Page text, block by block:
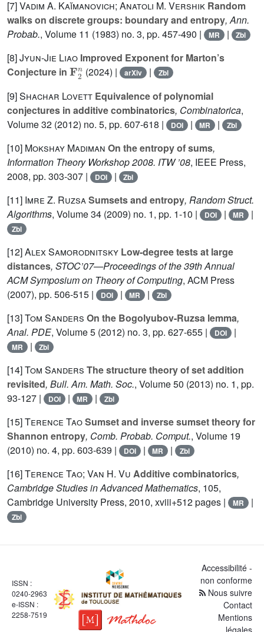
[7]Vadim A. Kaĭmanovich; Anatoli M. Vershik Random
walks on discrete groups: boundary and entropy, Ann.
Probab., Volume 11 (1983) no. 3, pp. 457-490 | MR | Zbl
[8]Jyun-Jie Liao Improved Exponent for Marton’s
Conjecture in
F2n
(2024) | arXiv | Zbl
[9]Shachar Lovett Equivalence of polynomial
conjectures in additive combinatorics, Combinatorica,
Volume 32 (2012) no. 5, pp. 607-618 | DOI | MR | Zbl
[10] Mokshay Madiman On the entropy of sums,
Information Theory Workshop 2008. ITW ’08, IEEE Press,
2008, pp. 303-307 |
DOI | Zbl
[11] Imre Z. RuzsaSumsets and entropy, Random Struct.
Algorithms, Volume 34 (2009) no. 1, pp. 1-10 | DOI | MR |
Zbl
[12]Alex Samorodnitsky Low-degree tests at large
distances, STOC’07—Proceedings of the 39th Annual
ACM Symposium on Theory of Computing, ACM Press
(2007), pp. 506-515 |
DOI | MR | Zbl
[13]Tom Sanders On the Bogolyubov-Ruzsa lemma,
Anal. PDE, Volume 5 (2012) no. 3, pp. 627-655 | DOI |
MR | Zbl
[14]Tom Sanders The structure theory of set addition
revisited, Bull. Am. Math. Soc., Volume 50 (2013) no. 1, pp.
93-127 |
DOI | MR | Zbl
[15]Terence TaoSumset and inverse sumset theory for
Shannon entropy, Comb. Probab. Comput., Volume 19
(2010) no. 4, pp. 603-639 |
DOI | MR | Zbl
[16]Terence Tao; Van H. Vu Additive combinatorics,
Cambridge Studies in Advanced Mathematics, 105,
Cambridge University Press, 2010, xviii+512 pages |
MR |
Zbl
ISSN :
0240-2963
e-ISSN :
2258-7519
Accessibilité -
non conforme
Nous suivre
Contact
Mentions
légales